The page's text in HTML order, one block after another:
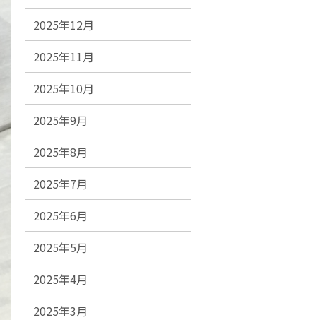
2025年12月
2025年11月
2025年10月
2025年9月
2025年8月
2025年7月
2025年6月
2025年5月
2025年4月
2025年3月